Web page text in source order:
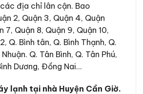
địa chỉ lân cận. Bao
2, Quận 3, Quận 4, Quận
7, Quận 8, Quận 9, Quận 10,
Q. Bình tân, Q. Bình Thạnh, Q.
Q. Tân Bình, Q. Tân Phú,
Dương, Đồng Nai…
lạnh tại nhà Huyện Cần Giờ.